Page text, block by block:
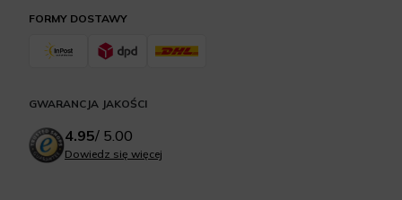
FORMY DOSTAWY
GWARANCJA JAKOŚCI
4.95/ 5.00
Dowiedz się więcej